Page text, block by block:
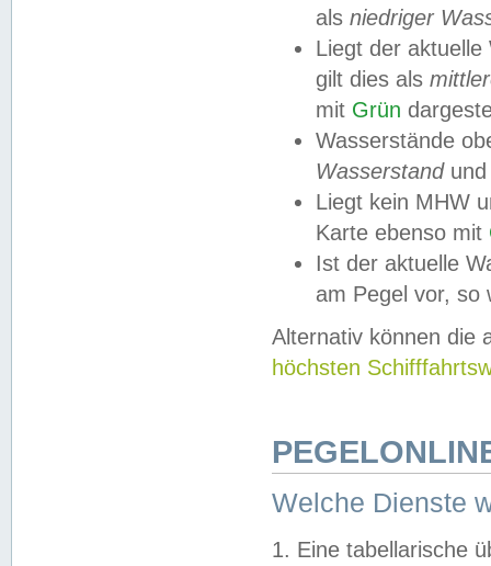
als niedriger
Liegt der
gilt dies als
mit Grün
Wasserstände
Wasserstandund
Liegt kein MHW
Karte ebenso mit
Ist der aktuelle
am Pegel vor,
Alternativ können die
höchsten
Welche Dienste
1. Eine tabellarische